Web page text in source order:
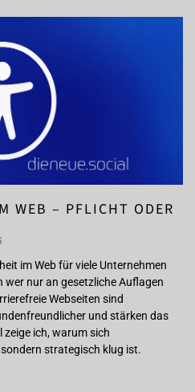
WEB – PFLICHT ODER
im Web für viele Unternehmen
wer nur an gesetzliche Auflagen
Webseiten sind
und stärken das
zeige ich, warum sich
strategisch klug ist.